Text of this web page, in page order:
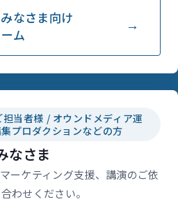
なさま向け
ム
当者様 / オウンドメディア運
プロダクションなどの方
なさま
ーケティング支援、講演のご依
わせください。